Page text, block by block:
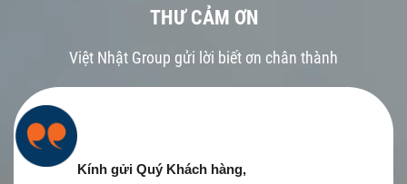
THƯ CẢM ƠN
Việt Nhật Group gửi lời biết ơn chân thành
Kính gửi Quý Khách hàng,